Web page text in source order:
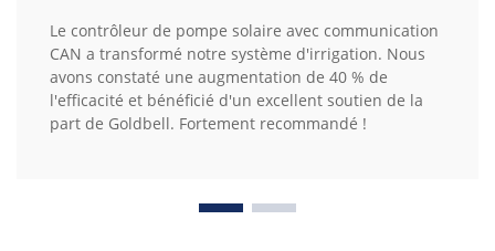
Le contrôleur de pompe solaire avec communication
CAN a transformé notre système d'irrigation. Nous
avons constaté une augmentation de 40 % de
l'efficacité et bénéficié d'un excellent soutien de la
part de Goldbell. Fortement recommandé !